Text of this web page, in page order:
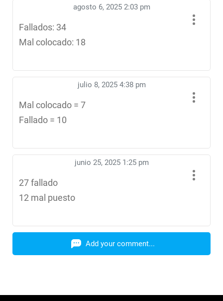
agosto 6, 2025 2:03 pm
Fallados: 34
Mal colocado: 18
julio 8, 2025 4:38 pm
Mal colocado = 7
Fallado = 10
junio 25, 2025 1:25 pm
27 fallado
12 mal puesto
Add your comment...